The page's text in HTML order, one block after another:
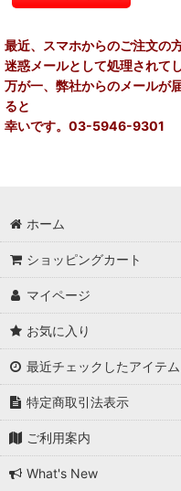
最近、スマホからのご注文の
迷惑メールとして処理されて
万が一、弊社からのメールが
ると
幸いです。03-5946-9301
ホーム
ショッピングカート
マイページ
お気に入り
最近チェックしたアイテム
特定商取引法表示
ご利用案内
What's New